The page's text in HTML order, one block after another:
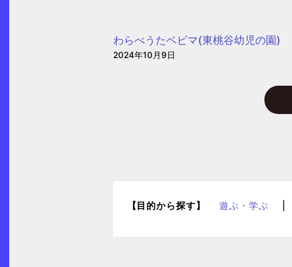
(愛
わらべうたベビマ(東桃谷幼児の園)
2024年10月9日
【目的から探す】 遊ぶ・学ぶ